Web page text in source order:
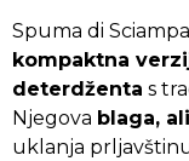
deterdžent
990
g
(22
pranja)
Spuma di
kompaktna
deterdženta s
Njegova blaga,
uklanja